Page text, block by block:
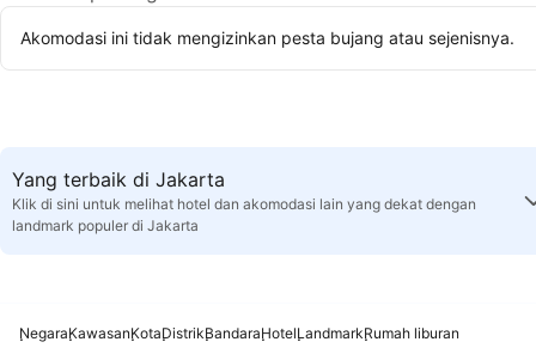
Akomodasi ini tidak mengizinkan pesta bujang atau sejenisnya.
Yang terbaik di Jakarta
Klik di sini untuk melihat hotel dan akomodasi lain yang dekat dengan
landmark populer di Jakarta
NegaraKawasanKotaDistrikBandaraHotelLandmarkRumah liburan